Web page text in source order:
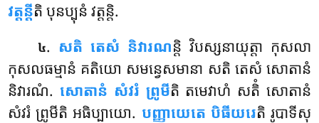
វត្តន្តីតិ បុនប្បុនំ វត្តន្តិ.
៤. សតិ តេសំ និវារណន្តិ វិបស្សនាយុត្តា កុសលា
កុសលធម្មានំ គតិយោ សមន្វេសមានា សតិ តេសំ សោតានំ
និវារណំ. សោតានំ សំវរំ ព្រូមីតិ តមេវាហំ សតិំ សោតានំ
សំវរំ ព្រូមីតិ អធិប្បាយោ. បញ្ញាយេតេ បិធីយរេតិ រូបាទីសុ